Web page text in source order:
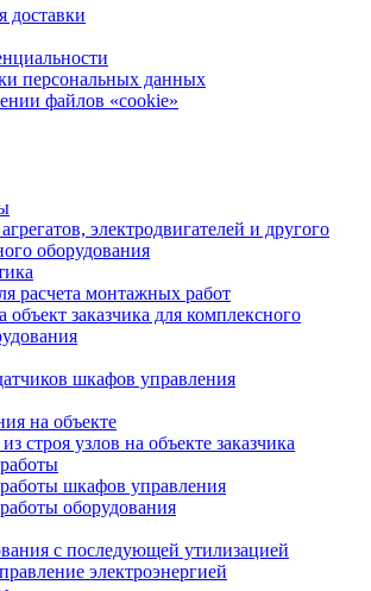
доставки
персональных данных
файлов «cookie»
электродвигателей и другого
оборудования
расчета монтажных работ
заказчика для комплексного
шкафов управления
на объекте
строя узлов на объекте заказчика
шкафов управления
оборудования
с последующей утилизацией
электроэнергией